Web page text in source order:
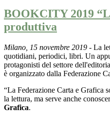
BOOKCITY 2019
produttiva
Milano, 15 novembre 2019 - La
quotidiani, periodici, libri. Un
protagonisti del settore
è organizzato dalla Federazione
“La Federazione Carta e Grafica
la lettura, ma serve anche
Grafica.